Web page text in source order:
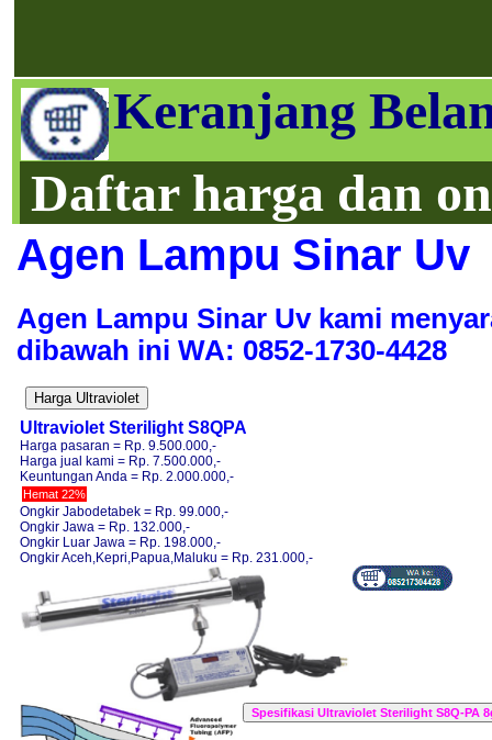
Keranjang
Daftar harga dan
Agen Lampu Sinar Uv
Agen Lampu Sinar Uv kami
dibawah ini WA: 0852-1730-4428
Ultraviolet Sterilight S8QPA
Harga pasaran = Rp. 9.500.000,-
Harga jual kami = Rp. 7.500.000,-
Keuntungan Anda = Rp. 2.000.000,-
Hemat 22%
Ongkir Jabodetabek = Rp. 99.000,-
Ongkir Jawa = Rp. 132.000,-
Ongkir Luar Jawa = Rp. 198.000,-
Ongkir Aceh,Kepri,Papua,Maluku = Rp. 231.000,-